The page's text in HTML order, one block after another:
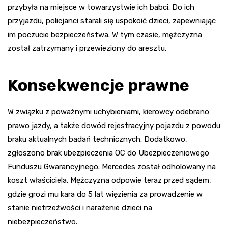
przybyła na miejsce w towarzystwie ich babci. Do ich
przyjazdu, policjanci starali się uspokoić dzieci, zapewniając
im poczucie bezpieczeństwa. W tym czasie, mężczyzna
został zatrzymany i przewieziony do aresztu.
Konsekwencje prawne
W związku z poważnymi uchybieniami, kierowcy odebrano
prawo jazdy, a także dowód rejestracyjny pojazdu z powodu
braku aktualnych badań technicznych. Dodatkowo,
zgłoszono brak ubezpieczenia OC do Ubezpieczeniowego
Funduszu Gwarancyjnego. Mercedes został odholowany na
koszt właściciela. Mężczyzna odpowie teraz przed sądem,
gdzie grozi mu kara do 5 lat więzienia za prowadzenie w
stanie nietrzeźwości i narażenie dzieci na
niebezpieczeństwo.